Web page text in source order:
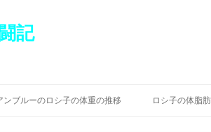
記
ン
ンブルーのロシ子の体重の推移 ロシ子の体脂